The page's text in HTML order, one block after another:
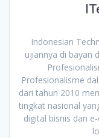
Indonesian
ujiannya di bayan
Profesionalisme
dari tahun 2010
tingkat nasional
digital bisnis dan